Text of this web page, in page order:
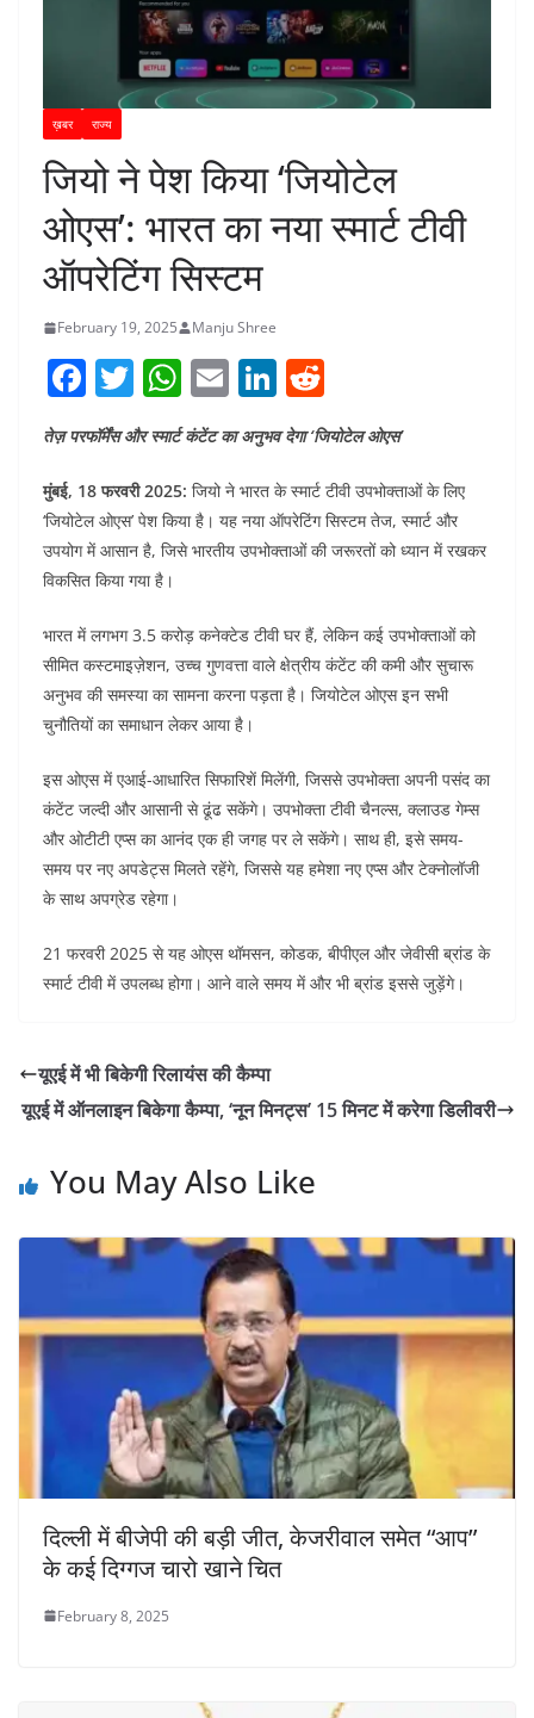
ख़बर राज्य
जियो ने पेश किया ‘जियोटेल
ओएस’: भारत का नया स्मार्ट टीवी
ऑपरेटिंग सिस्टम
February 19, 2025 Manju Shree
F
a
c
e
b
o
k
T
w
itt
er
W
h
at
s
A
p
E
ai
l
Li
n
k
e
dI
n
e
d
di
t
तेज़ परफॉर्मेंस और स्मार्ट कंटेंट का अनुभव देगा ‘जियोटेल ओएस’
मुंबई, 18 फरवरी 2025: जियो ने भारत के स्मार्ट टीवी उपभोक्ताओं के लिए
‘जियोटेल ओएस’ पेश किया है। यह नया ऑपरेटिंग सिस्टम तेज, स्मार्ट और
उपयोग में आसान है, जिसे भारतीय उपभोक्ताओं की जरूरतों को ध्यान में रखकर
विकसित किया गया है।
भारत में लगभग 3.5 करोड़ कनेक्टेड टीवी घर हैं, लेकिन कई उपभोक्ताओं को
सीमित कस्टमाइज़ेशन, उच्च गुणवत्ता वाले क्षेत्रीय कंटेंट की कमी और सुचारू
अनुभव की समस्या का सामना करना पड़ता है। जियोटेल ओएस इन सभी
चुनौतियों का समाधान लेकर आया है।
इस ओएस में एआई-आधारित सिफारिशें मिलेंगी, जिससे उपभोक्ता अपनी पसंद का
कंटेंट जल्दी और आसानी से ढूंढ सकेंगे। उपभोक्ता टीवी चैनल्स, क्लाउड गेम्स
और ओटीटी एप्स का आनंद एक ही जगह पर ले सकेंगे। साथ ही, इसे समय-
समय पर नए अपडेट्स मिलते रहेंगे, जिससे यह हमेशा नए एप्स और टेक्नोलॉजी
के साथ अपग्रेड रहेगा।
21 फरवरी 2025 से यह ओएस थॉमसन, कोडक, बीपीएल और जेवीसी ब्रांड के
स्मार्ट टीवी में उपलब्ध होगा। आने वाले समय में और भी ब्रांड इससे जुड़ेंगे।
यूएई में भी बिकेगी रिलायंस की कैम्पा
यूएई में ऑनलाइन बिकेगा कैम्पा, ‘नून मिनट्स’ 15 मिनट में करेगा डिलीवरी
You May Also Like
दिल्ली में बीजेपी की बड़ी जीत, केजरीवाल समेत “आप”
के कई दिग्गज चारो खाने चित
February 8, 2025